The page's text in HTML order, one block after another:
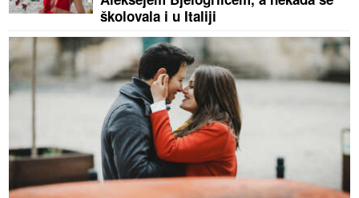
školovala i u Italiji